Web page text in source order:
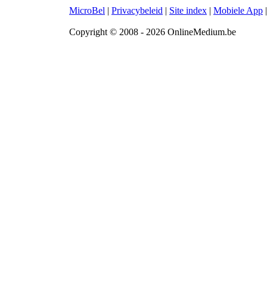
MicroBel | Privacybeleid | Site index | Mobiele App
Copyright © 2008 - 2026 OnlineMedium.be